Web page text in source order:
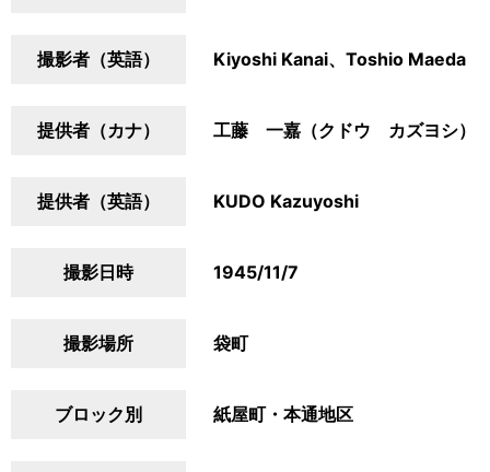
撮影者（英語） Kiyoshi Kanai、Toshio Maeda
提供者（カナ） 工藤 一嘉（クドウ カズヨシ）
提供者（英語） KUDO Kazuyoshi
撮影日時 1945/11/7
撮影場所 袋町
ブロック別 紙屋町・本通地区